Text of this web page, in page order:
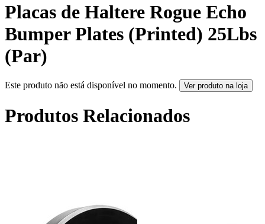
Placas de Haltere Rogue Echo
Bumper Plates (Printed) 25Lbs
(Par)
Este produto não está disponível no momento. Ver produto na loja
Produtos Relacionados